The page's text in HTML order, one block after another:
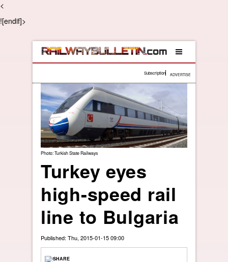
<
![endif]>
Subscription ADVERTISE
Photo: Turkish State Railways
Turkey eyes
high-speed rail
line to Bulgaria
Published: Thu, 2015-01-15 09:00